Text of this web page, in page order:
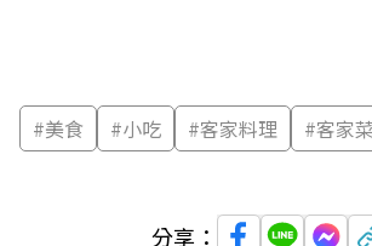
#美食 #小吃 #客家料理 #客家菜
分享：